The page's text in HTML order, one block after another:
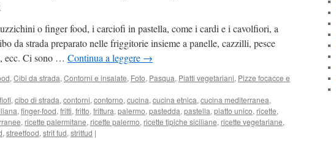
o finger food, i carciofi in pastella, come i cardi e i cavolfiori, a
da strada preparato nelle friggitorie insieme a panelle, cazzilli, pesce
ecc. Ci sono … Continua a leggere →
, Cibi da strada, Contorni e insalate, Foto, Pasqua, Piatti vegetariani, Pizze focacce e
, cibo di strada, contorni, contorno, cucina, cucina etnica, cucina mediterranea,
, finger-food, fritti, fritto, frittura, palermo, pastedda, pastella, piatto unico, ricette,
, ricette palermitane, ricette palermo, ricette tipiche siciliane, ricette vegetariane,
, streetfood, strit fud, stritfud |